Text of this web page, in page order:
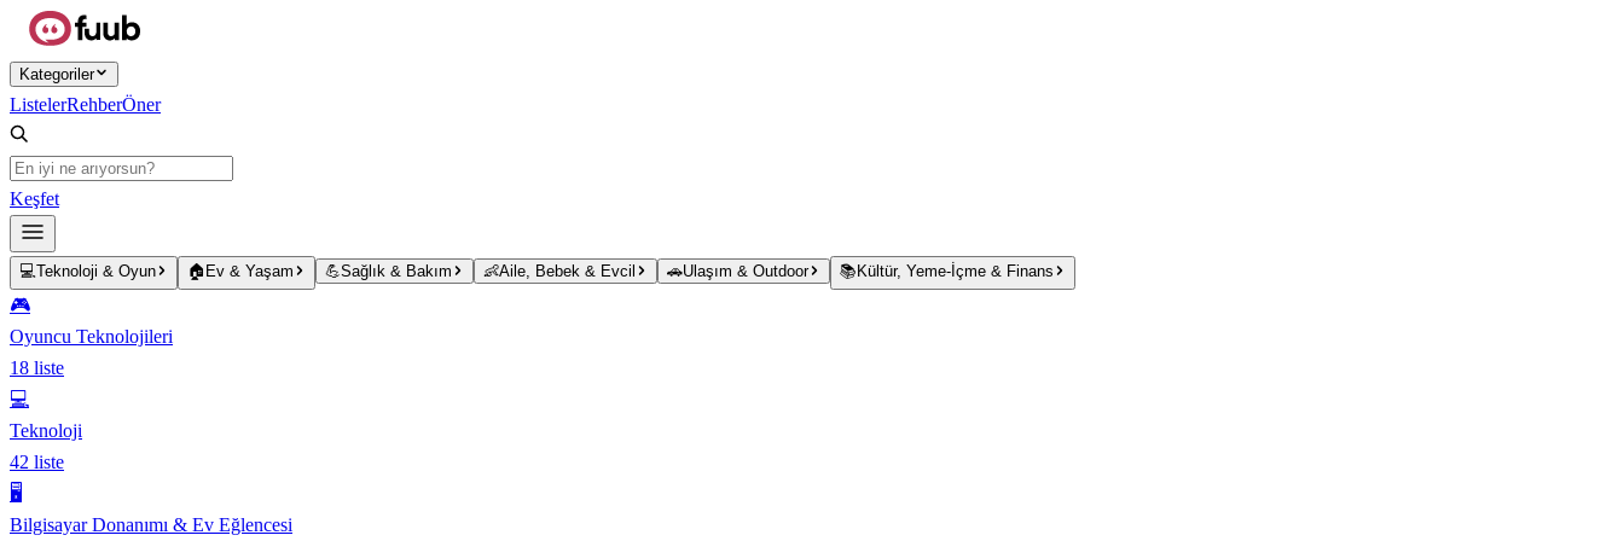
Ana içeriğe atla
Kategoriler
ListelerRehberÖner
Keşfet
💻Teknoloji & Oyun 🏠 Ev & Yaşam 💪Sağlık & Bakım 👶Aile, Bebek & Evcil 🚗Ulaşım & Outdoor 📚 Kültür, Yeme-İçme & Finans
🎮
Oyuncu Teknolojileri
18 liste
💻
Teknoloji
42 liste
🖥️
Bilgisayar Donanımı & Ev Eğlencesi